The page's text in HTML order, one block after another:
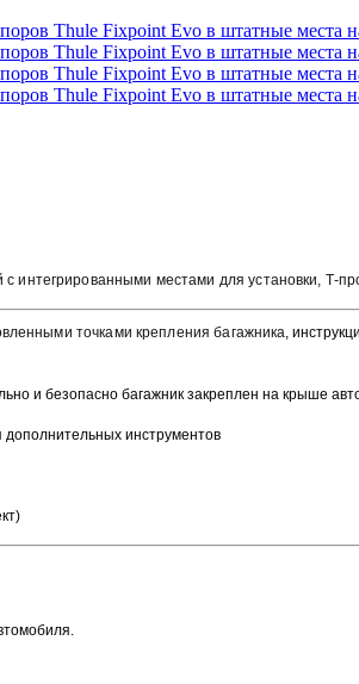
с интегрированными местами для установки, Т-
точками крепления багажника,
и безопасно багажник за­креплен на крыше
инструментов